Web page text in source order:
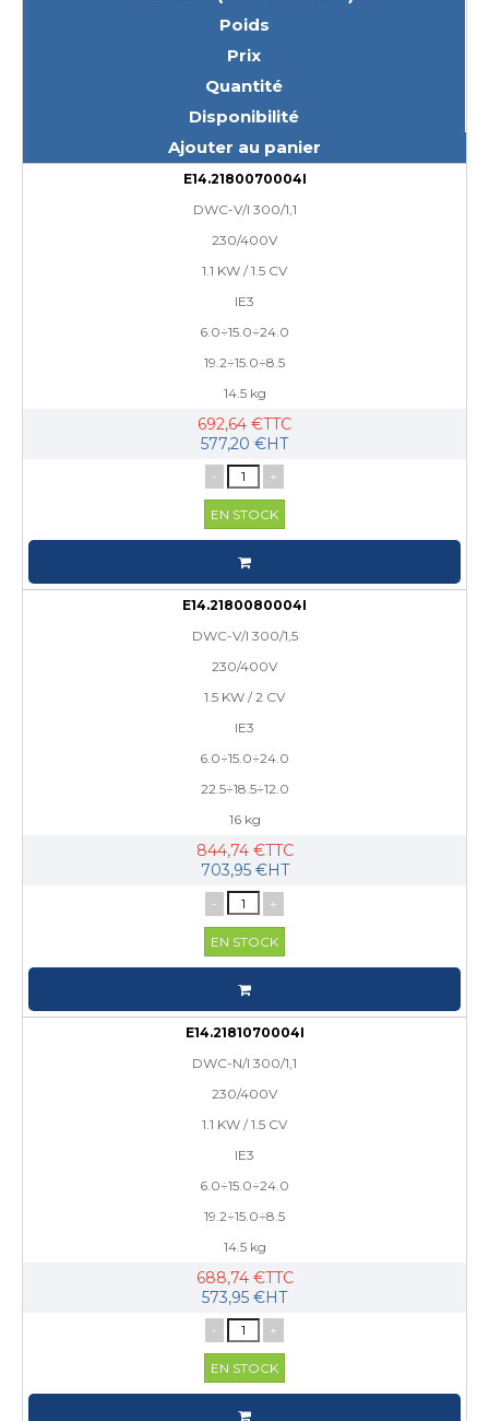
Poids
Prix
Quantité
Disponibilité
Ajouter au panier
E14.2180070004I
DWC-V/I 300/1,1
230/400V
1.1 KW / 1.5 CV
IE3
6.0÷15.0÷24.0
19.2÷15.0÷8.5
14.5 kg
692,64 €TTC
577,20 €HT
- +
EN STOCK
E14.2180080004I
DWC-V/I 300/1,5
230/400V
1.5 KW / 2 CV
IE3
6.0÷15.0÷24.0
22.5÷18.5÷12.0
16 kg
844,74 €TTC
703,95 €HT
- +
EN STOCK
E14.2181070004I
DWC-N/I 300/1,1
230/400V
1.1 KW / 1.5 CV
IE3
6.0÷15.0÷24.0
19.2÷15.0÷8.5
14.5 kg
688,74 €TTC
573,95 €HT
- +
EN STOCK